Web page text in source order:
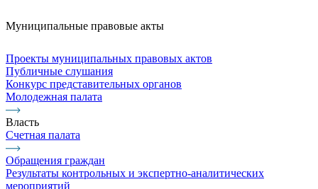
Муниципальные правовые акты
Проекты муниципальных правовых актов
Публичные слушания
Конкурс представительных органов
Молодежная палата
Власть
Счетная палата
Обращения граждан
Результаты контрольных и экспертно-аналитических
мероприятий